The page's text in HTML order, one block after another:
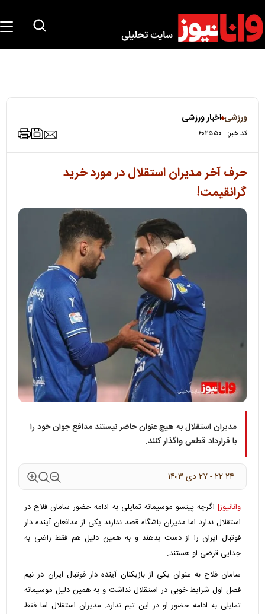
ورزشی اخبار ورزشی
کد خبر: ۶۰۲۵۵۰
حرف آخر مدیران استقلال در مورد خرید
گرانقیمت!
مدیران استقلال به هیچ عنوان حاضر نیستند مدافع جوان خود را
با قرارداد قطعی واگذار کنند.
۲۲:۲۴ - ۲۷ دی ۱۴۰۳
وانانیوز| اگرچه پیتسو موسیمانه تمایلی به ادامه حضور سامان فلاح در
استقلال ندارد اما مدیران باشگاه قصد ندارند یکی از مدافعان آینده دار
فوتبال ایران را از دست بدهند و به همین دلیل هم فقط راضی به
جدایی قرضی او هستند.
سامان فلاح به عنوان یکی از بازیکنان آینده دار فوتبال ایران در نیم
فصل اول شرایط خوبی در استقلال نداشت و به همین دلیل موسیمانه
تمایلی به ادامه حضور او در این تیم ندارد. مدیران استقلال اما فقط